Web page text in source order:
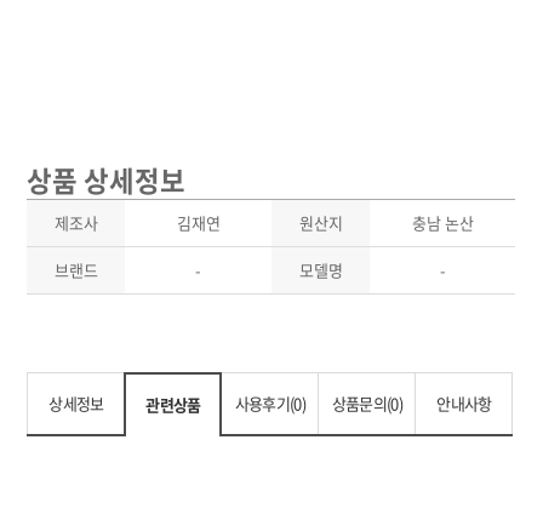
상품 상세정보
제조사 김재연 원산지 충남 논산
브랜드 - 모델명 -
상세정보 관련상품 사용후기(0) 상품문의(0) 안내사항